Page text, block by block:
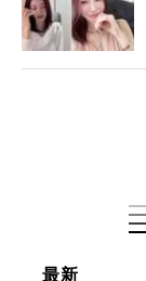
最新